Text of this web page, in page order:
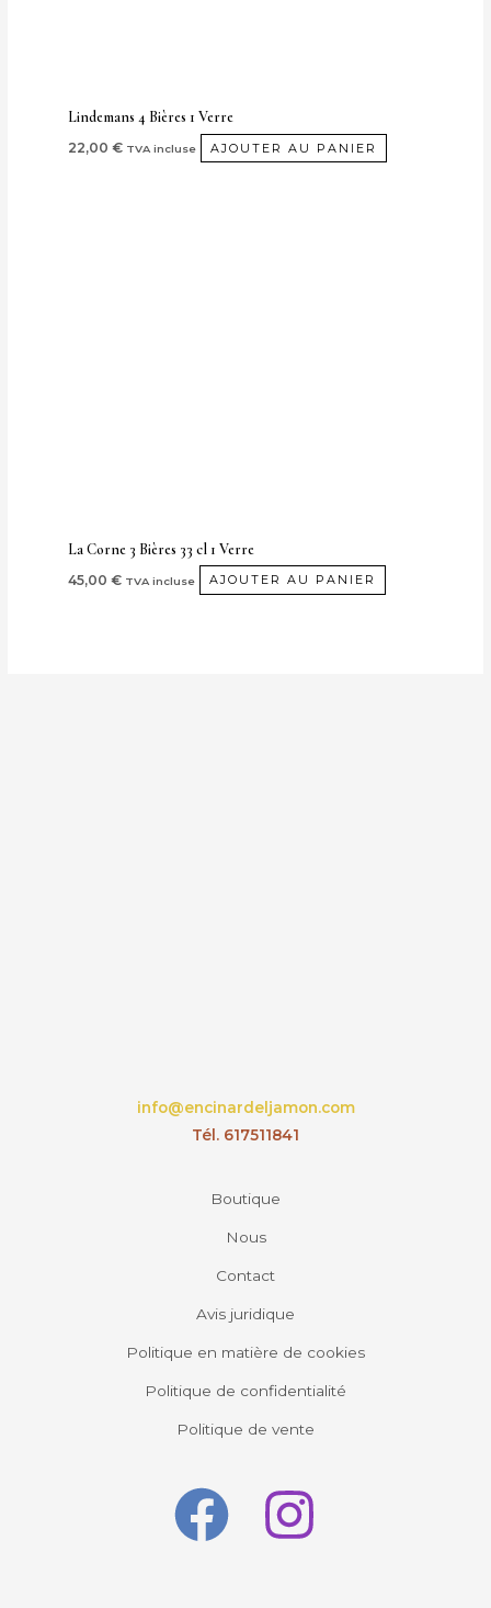
Lindemans 4 Bières 1 Verre
22,00€ TVA incluse AJOUTER AU PANIER
La Corne 3 Bières 33 cl 1 Verre
45,00€ TVA incluse AJOUTER AU PANIER
info@encinardeljamon.com
Tél. 617511841
Boutique
Nous
Contact
Avis juridique
Politique en matière de cookies
Politique de confidentialité
Politique de vente